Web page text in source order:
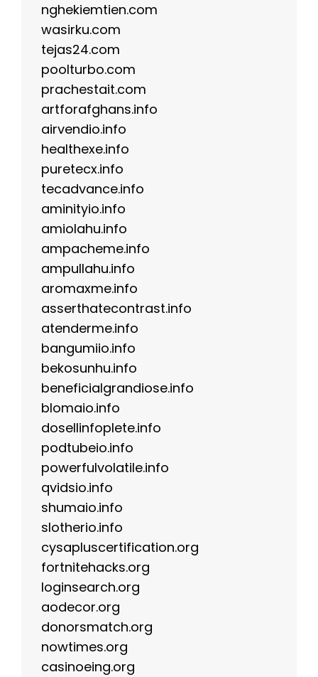
nghekiemtien.com
wasirku.com
tejas24.com
poolturbo.com
prachestait.com
artforafghans.info
airvendio.info
healthexe.info
puretecx.info
tecadvance.info
aminityio.info
amiolahu.info
ampacheme.info
ampullahu.info
aromaxme.info
asserthatecontrast.info
atenderme.info
bangumiio.info
bekosunhu.info
beneficialgrandiose.info
blomaio.info
dosellinfoplete.info
podtubeio.info
powerfulvolatile.info
qvidsio.info
shumaio.info
slotherio.info
cysapluscertification.org
fortnitehacks.org
loginsearch.org
aodecor.org
donorsmatch.org
nowtimes.org
casinoeing.org